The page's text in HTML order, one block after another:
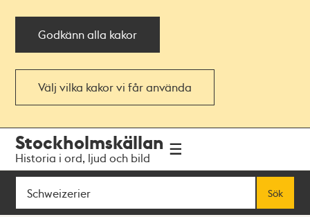
Godkänn alla kakor
Välj vilka kakor vi får använda
navigationen
huvudinnehållet
Stockholmskällan
Historia i ord, ljud och bild
Sök
Sök